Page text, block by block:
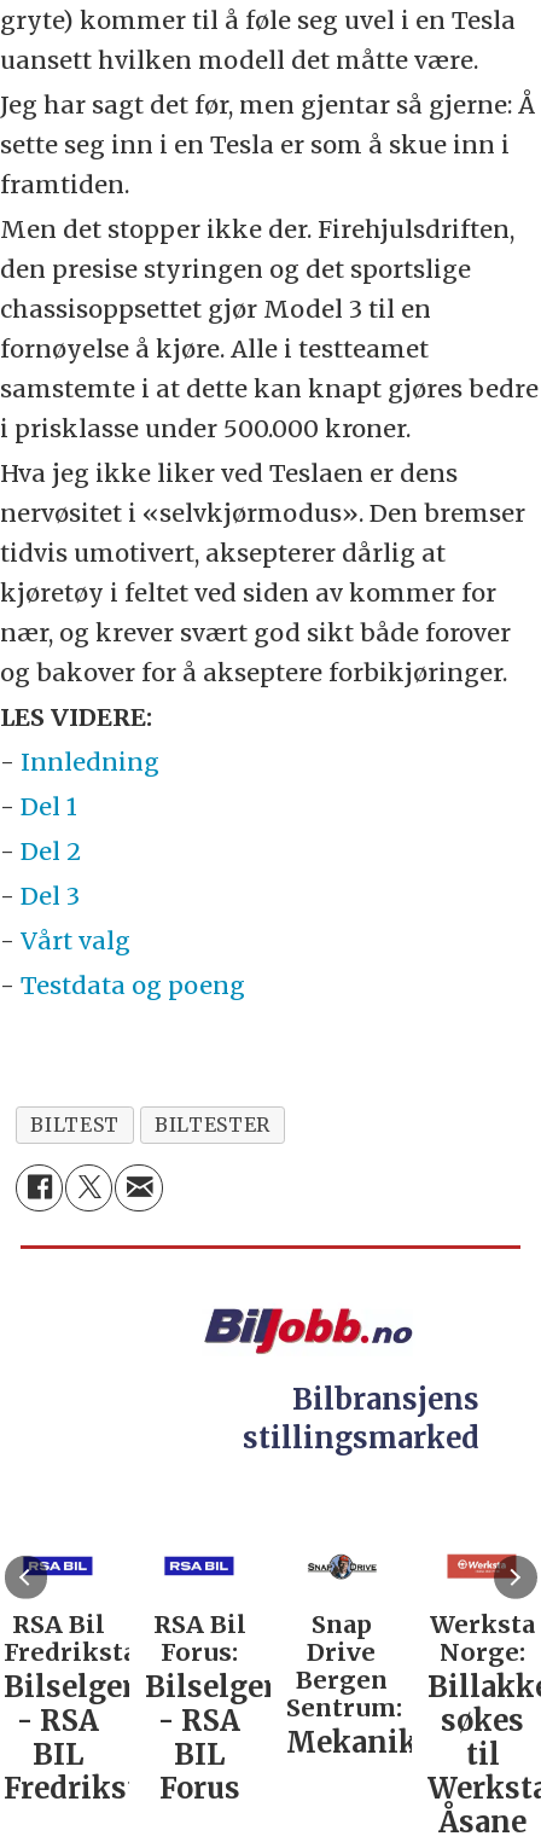
gryte) kommer til å føle seg uvel i en Tesla
uansett hvilken modell det måtte være.
Jeg har sagt det før, men gjentar så gjerne: Å
sette seg inn i en Tesla er som å skue inn i
framtiden.
Men det stopper ikke der. Firehjulsdriften,
den presise styringen og det sportslige
chassisoppsettet gjør Model 3 til en
fornøyelse å kjøre. Alle i testteamet
samstemte i at dette kan knapt gjøres bedre
i prisklasse under 500.000 kroner.
Hva jeg ikke liker ved Teslaen er dens
nervøsitet i «selvkjørmodus». Den bremser
tidvis umotivert, aksepterer dårlig at
kjøretøy i feltet ved siden av kommer for
nær, og krever svært god sikt både forover
og bakover for å akseptere forbikjøringer.
LES VIDERE:
- Innledning
- Del 1
- Del 2
- Del 3
- Vårt valg
- Testdata og poeng
BILTEST BILTESTER
Bilbransjens
stillingsmarked
RSA Bil
Fredrikstad:
Bilselger
- RSA
BIL
Fredrikstad
RSA Bil
Forus:
Bilselger
- RSA
BIL
Forus
Snap
Drive
Bergen
Sentrum:
Mekaniker
Werksta
Norge:
søkes
til
Åsane